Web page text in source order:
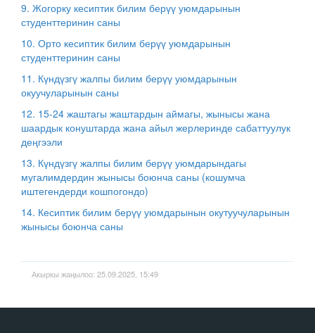
9. Жогорку кесиптик билим берүү уюмдарынын
студенттеринин саны
10. Орто кесиптик билим берүү уюмдарынын
студенттеринин саны
11. Күндүзгү жалпы билим берүү уюмдарынын
окуучуларынын саны
12. 15-24 жаштагы жаштардын аймагы, жынысы жана
шаардык конуштарда жана айыл жерлеринде сабаттуулук
деңгээли
13. Күндүзгү жалпы билим берүү уюмдарындагы
мугалимдердин жынысы боюнча саны (кошумча
иштегендерди кошпогондо)
14. Кесиптик билим берүү уюмдарынын окутуучуларынын
жынысы боюнча саны
Акыркы жаңылоо: 25.09.2025, 15:49